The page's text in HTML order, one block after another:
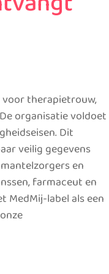
therapietrouw,
organisatie voldoet
Dit
veilig gegevens
en
farmaceut en
MedMij-label als een